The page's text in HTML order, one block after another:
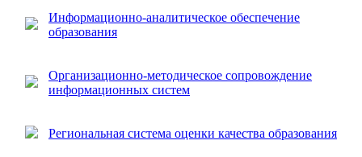
Информационно-аналитическое обеспечение
образования
Организационно-методическое сопровождение
информационных систем
Региональная система оценки качества образования